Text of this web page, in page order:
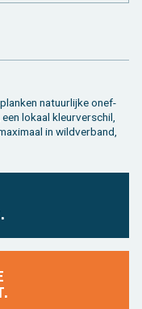
na­tuur­lij­ke on­ef­
lo­kaal kleur­ver­schil,
in wild­ver­band,